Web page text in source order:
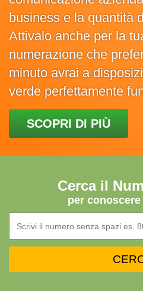
business e la quantità
Attivalo anche per la
numerazione che
minuto avrai a
verde perfettamente
SCOPRI DI PIÙ
Cerca il
per